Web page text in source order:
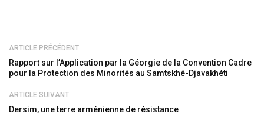
ARTICLE PRÉCÉDENT
Rapport sur l’Application par la Géorgie de la Convention Cadre
pour la Protection des Minorités au Samtskhé-Djavakhéti
ARTICLE SUIVANT
Dersim, une terre arménienne de résistance